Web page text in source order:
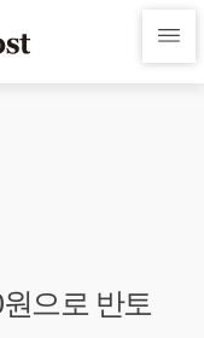
으로 반토